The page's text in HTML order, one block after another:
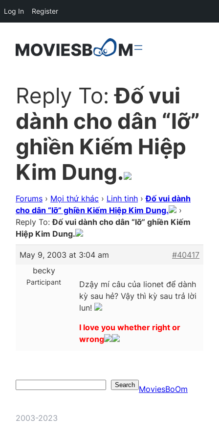
Reply To:Đố vui
dành cho dân “lỡ”
ghiền Kiếm Hiệp
Kim Dung.
Forums › Mọi thứ khác › Linh tinh › Đố vui dành
cho dân “lỡ” ghiền Kiếm Hiệp Kim Dung.
›
Reply To:Đố vui dành cho dân “lỡ” ghiền Kiếm
Hiệp Kim Dung.
May 9, 2003 at 3:04 am
#40417
becky
Participant
Dzậy mí câu của lionet để dành
kỳ sau hẻ? Vậy thì kỳ sau trả lời
lun!
I love you whether right or
wrong
Search MoviesBoOm
2003-2023
Log In Register